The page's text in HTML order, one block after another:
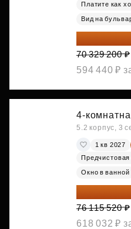
Платите как
Вид на
54 153 484
70 329 200 ₽
594 440 ₽
4-
5.2 корпус, 3
1 кв 2027
Предчистовая
Окно в ванной
57 847 795
76 115 520 ₽
618 032 ₽